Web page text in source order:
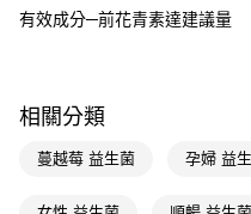
便利好安心！
１．簡單：不需註冊會員、不需綁
２．便利：只要手機號碼，簡訊
３．安心：先確認商品／服務後，
有效成分─前花青素達建議量
相關分類
蔓越莓 益生菌 孕婦 益